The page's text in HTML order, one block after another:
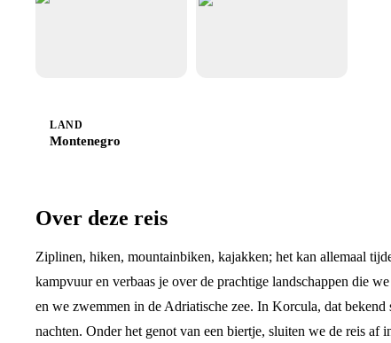
LAND
Montenegro
Over deze reis
Ziplinen, hiken, mountainbiken, kajakken; het kan allemaal
kampvuur en verbaas je over de prachtige landschappen die
en we zwemmen in de Adriatische zee. In Korcula, dat
nachten. Onder het genot van een biertje, sluiten we de reis af